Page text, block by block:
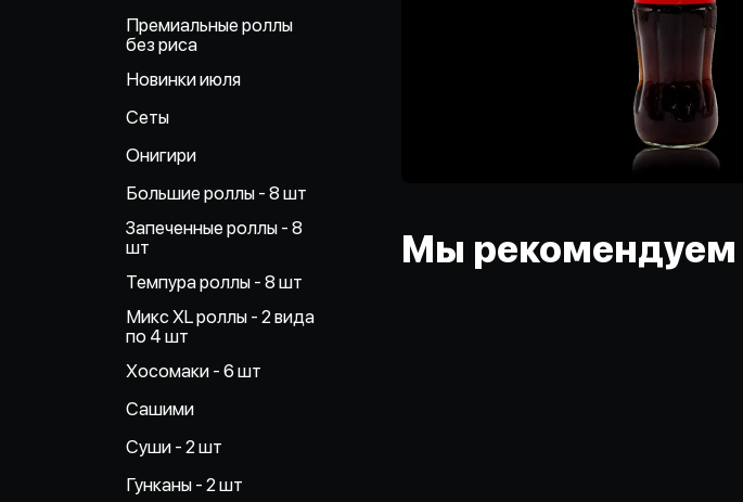
Премиальные роллы
без риса
Новинки июля
Сеты
Онигири
Большие роллы - 8 шт
Запеченные роллы - 8
шт
Темпура роллы - 8 шт
Микс XL роллы - 2 вида
по 4 шт
Хосомаки - 6 шт
Сашими
Суши - 2 шт
Гунканы - 2 шт
Мы рекомендуем